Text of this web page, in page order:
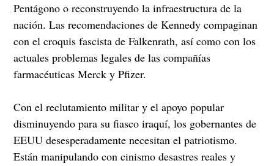
Pentágono o reconstruyendo la infraestructura de la
nación. Las recomendaciones de Kennedy compaginan
con el croquis fascista de Falkenrath, así como con los
actuales problemas legales de las compañías
farmacéuticas Merck y Pfizer.
Con el reclutamiento militar y el apoyo popular
disminuyendo para su fiasco iraquí, los gobernantes de
EEUU desesperadamente necesitan el patriotismo.
Están manipulando con cinismo desastres reales y